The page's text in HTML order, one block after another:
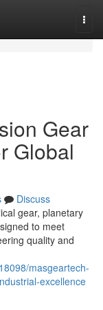
Gear
Global
Discuss
gear, planetary
to meet
quality and
masgeartech-
excellence